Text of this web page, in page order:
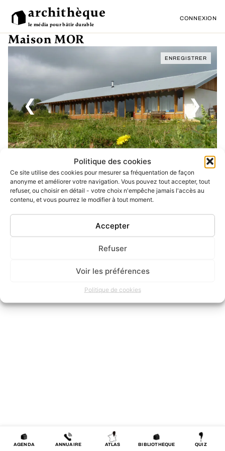
Politique des cookies
Ce site utilise des cookies pour mesurer sa fréquentation de façon
anonyme et améliorer votre navigation. Vous pouvez tout accepter, tout
refuser, ou choisir en détail - votre choix n'empêche jamais l'accès au
contenu, et vous pourrez le modifier à tout moment.
Accepter
Refuser
Voir les préférences
Politique de cookies
archithèque
le média pour bâtir durable
CONNEXION
❮ ❯
ENREGISTRER
Maison MOR
▾ DESCRIPTION DU PROJET
▾ POURQUOI CE PROJET EST DANS CET ATLAS
▾ DONNÉES GÉNÉRALES
▾ ÉQUIPE DE CONCEPTION
▾ ENTREPRISES / ARTISAN·ES
▾
projets en
AGENDA ANNUAIRE ATLAS BIBLIOTHÈQUE QUIZ